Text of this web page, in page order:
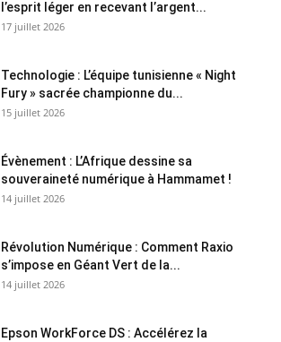
l’esprit léger en recevant l’argent...
17 juillet 2026
Technologie : L’équipe tunisienne « Night
Fury » sacrée championne du...
15 juillet 2026
Évènement : L’Afrique dessine sa
souveraineté numérique à Hammamet !
14 juillet 2026
Révolution Numérique : Comment Raxio
s’impose en Géant Vert de la...
14 juillet 2026
Epson WorkForce DS : Accélérez la